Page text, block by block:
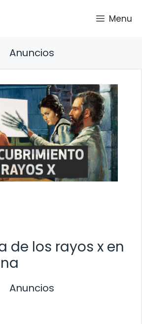
Menu
Anuncios
de los rayos x en
Anuncios